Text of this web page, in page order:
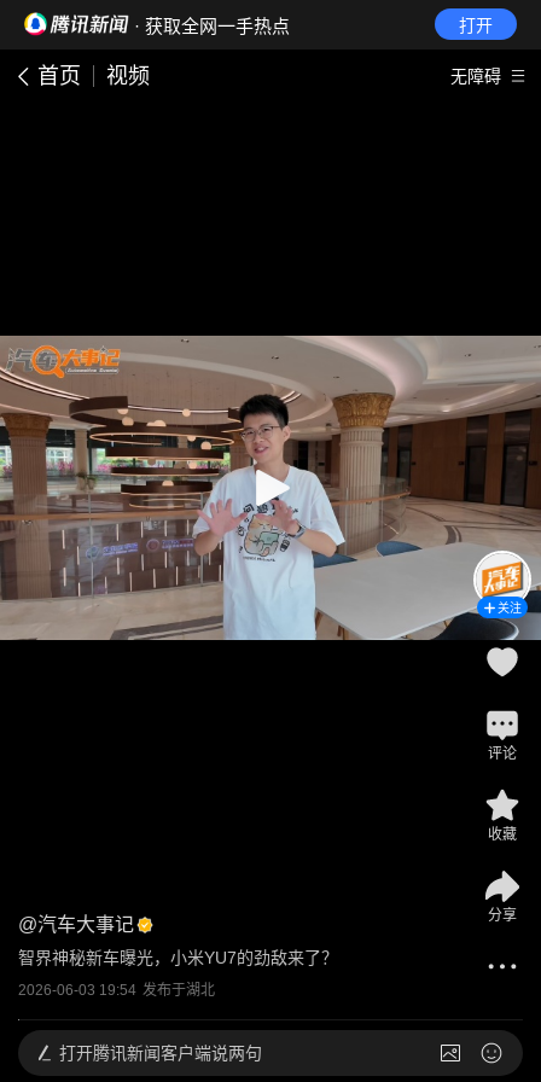
· 获取全网一手热点 打开
首页 视频 无障碍
@汽车大事记
智界神秘新车曝光，小米YU7的劲敌来了？
2026-06-03 19:54 发布于湖北
关注
评论
收藏
分享
打开腾讯新闻客户端说两句